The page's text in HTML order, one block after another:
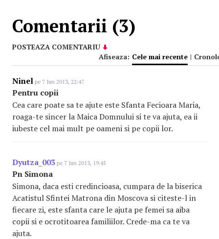
Comentarii (3)
POSTEAZA COMENTARIU
Afiseaza: Cele mai recente |
Ninel pe 7 Iun 2013, 22:47
Pentru copii
Cea care poate sa te ajute este Sfanta Fecioara Maria,
roaga-te sincer la Maica Domnului si te va ajuta, ea ii
iubeste cel mai mult pe oameni si pe copii lor.
Dyutza_003 pe 7 Iun 2013, 19:45
Pn Simona
Simona, daca esti credincioasa, cumpara de la biserica
Acatistul Sfintei Matrona din Moscova si citeste-l in
fiecare zi, este sfanta care le ajuta pe femei sa aiba
copii si e ocrotitoarea familiilor. Crede-ma ca te va
ajuta.